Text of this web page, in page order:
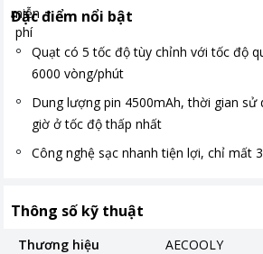
Đặc điểm nổi bật
Quạt có 5 tốc độ tùy chỉnh với tốc độ
6000 vòng/phút
Dung lượng pin 4500mAh, thời gian
giờ ở tốc độ thấp nhất
Công nghệ sạc nhanh tiện lợi, chỉ mất
Thông số kỹ thuật
Thương hiệu
AECOOLY